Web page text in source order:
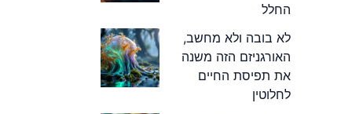
החלל
לא בובה ולא מחשב,
האורגניזם הזה משנה
את תפיסת החיים
לחלוטין